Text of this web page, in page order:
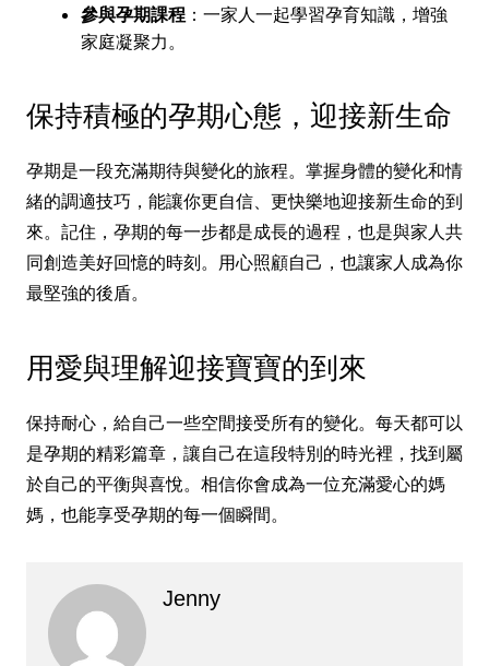
參與孕期課程：一家人一起學習孕育知識，增強
家庭凝聚力。
保持積極的孕期心態，迎接新生命
孕期是一段充滿期待與變化的旅程。掌握身體的變化和情
緒的調適技巧，能讓你更自信、更快樂地迎接新生命的到
來。記住，孕期的每一步都是成長的過程，也是與家人共
同創造美好回憶的時刻。用心照顧自己，也讓家人成為你
最堅強的後盾。
用愛與理解迎接寶寶的到來
保持耐心，給自己一些空間接受所有的變化。每天都可以
是孕期的精彩篇章，讓自己在這段特別的時光裡，找到屬
於自己的平衡與喜悅。相信你會成為一位充滿愛心的媽
媽，也能享受孕期的每一個瞬間。
Jenny